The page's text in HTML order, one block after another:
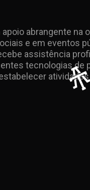
abrangente na
e em eventos
assistência
tecnologias de